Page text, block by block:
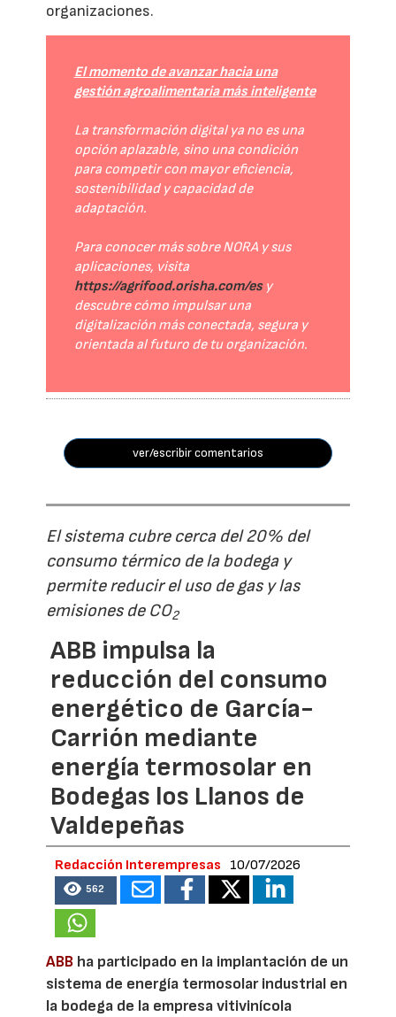
organizaciones.
El momento de avanzar hacia una
gestión agroalimentaria más inteligente
La transformación digital ya no es una
opción aplazable, sino una condición
para competir con mayor eficiencia,
sostenibilidad y capacidad de
adaptación.
Para conocer más sobre NORA y sus
aplicaciones, visita
https://agrifood.orisha.com/esy
descubre cómo impulsar una
digitalización más conectada, segura y
orientada al futuro de tu organización.
ver/escribir comentarios
El sistema cubre cerca del 20% del
consumo térmico de la bodega y
permite reducir el uso de gas y las
emisiones de CO2
ABB impulsa la
reducción del consumo
energético de García-
Carrión mediante
energía termosolar en
Bodegas los Llanos de
Valdepeñas
Redacción Interempresas 10/07/2026
562
ABB ha participado en la implantación de un
sistema de energía termosolar industrial en
la bodega de la empresa vitivinícola